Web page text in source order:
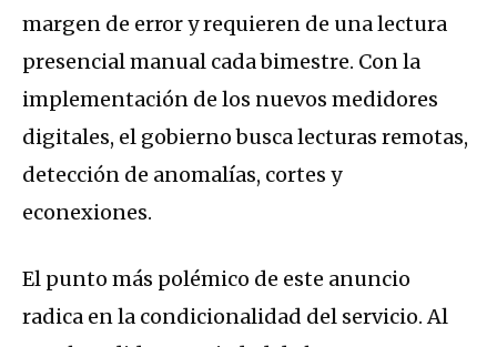
margen de error y requieren de una lectura
presencial manual cada bimestre. Con la
implementación de los nuevos medidores
digitales, el gobierno busca lecturas remotas,
detección de anomalías, cortes y
econexiones.
El punto más polémico de este anuncio
radica en la condicionalidad del servicio. Al